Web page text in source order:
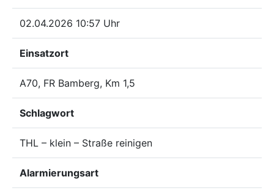
02.04.2026 10:57 Uhr
Einsatzort
A70, FR Bamberg, Km 1,5
Schlagwort
THL – klein – Straße reinigen
Alarmierungsart